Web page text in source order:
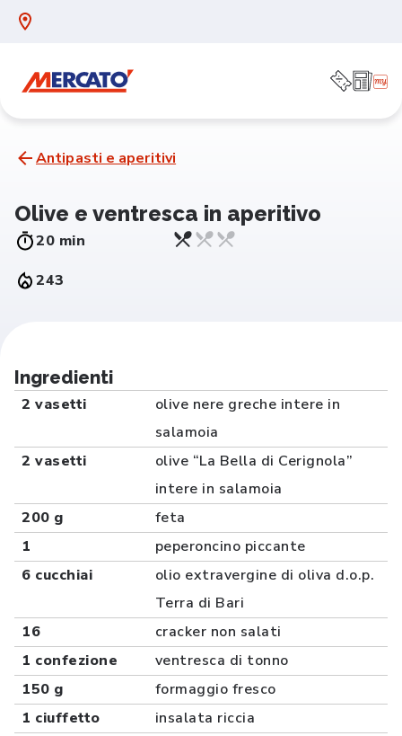
Antipasti e aperitivi
Olive e ventresca in aperitivo
20 min
243
Ingredienti
2 vasetti
olive nere greche intere in
salamoia
2 vasetti
olive “La Bella di Cerignola”
intere in salamoia
200 g
feta
1
peperoncino piccante
6 cucchiai
olio extravergine di oliva d.o.p.
Terra di Bari
16
cracker non salati
1 confezione
ventresca di tonno
150 g
formaggio fresco
1 ciuffetto
insalata riccia